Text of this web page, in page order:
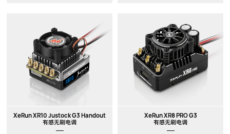
XeRun XR10 Justock G3 Handout
有感无刷电调
XeRun XR8 PRO G3
有感无刷电调